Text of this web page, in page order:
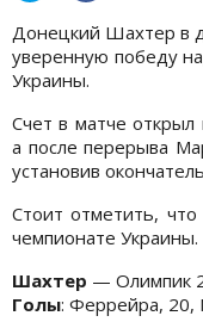
Донецкий Шахтер в
уверенную победу
Украины.
Счет в матче
а после перерыва
установив
Стоит отметить,
чемпионате Украины.
Шахтер — Олимпик
Голы: Феррейра, 20,